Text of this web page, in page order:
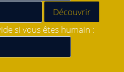
si vous êtes humain :